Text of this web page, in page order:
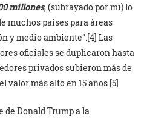
millones, (subrayado por mi) lo
muchos países para áreas
y medio ambiente”.[4] Las
oficiales se duplicaron hasta
privados subieron más de
valor más alto en 15 años.[5]
de Donald Trump a la